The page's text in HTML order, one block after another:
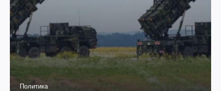
Политика